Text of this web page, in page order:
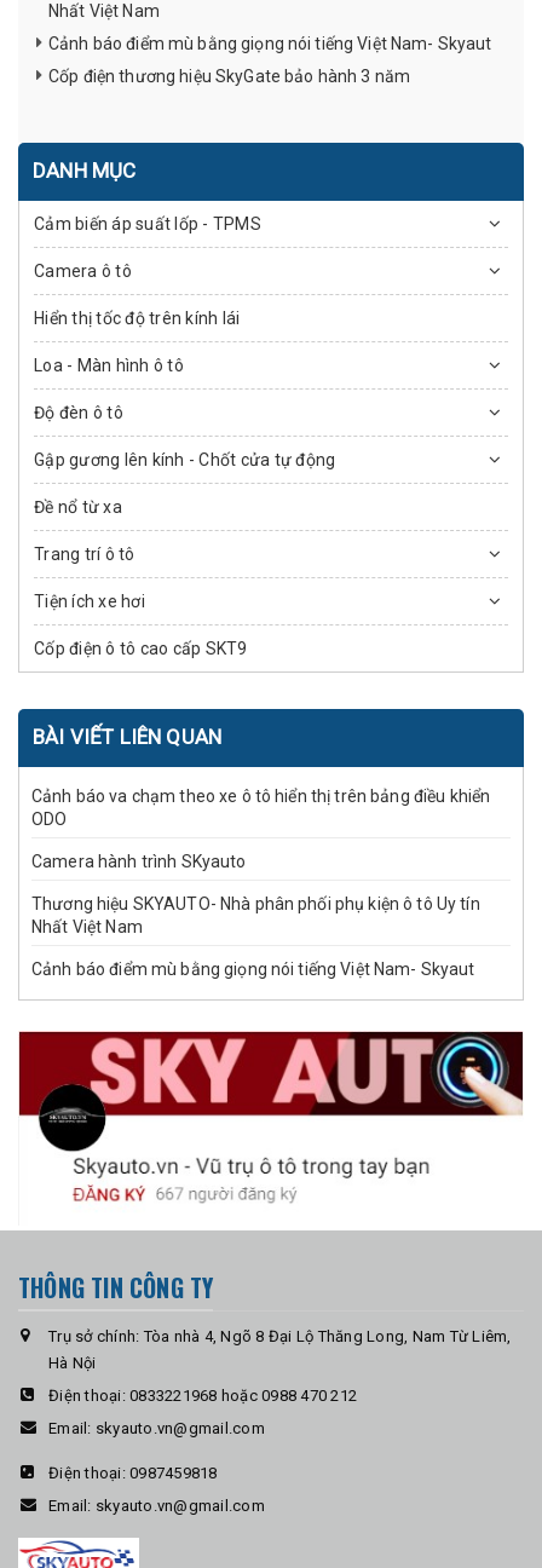
Nhất Việt Nam
Cảnh báo điểm mù bằng giọng nói tiếng Việt Nam- Skyaut
Cốp điện thương hiệu SkyGate bảo hành 3 năm
DANH MỤC
Cảm biến áp suất lốp - TPMS
Camera ô tô
Hiển thị tốc độ trên kính lái
Loa - Màn hình ô tô
Độ đèn ô tô
Gập gương lên kính - Chốt cửa tự động
Đề nổ từ xa
Trang trí ô tô
Tiện ích xe hơi
Cốp điện ô tô cao cấp SKT9
BÀI VIẾT LIÊN QUAN
Cảnh báo va chạm theo xe ô tô hiển thị trên bảng điều khiển
ODO
Camera hành trình SKyauto
Thương hiệu SKYAUTO- Nhà phân phối phụ kiện ô tô Uy tín
Nhất Việt Nam
Cảnh báo điểm mù bằng giọng nói tiếng Việt Nam- Skyaut
THÔNG TIN CÔNG TY
Trụ sở chính: Tòa nhà 4, Ngõ 8 Đại Lộ Thăng Long, Nam Từ Liêm,
Hà Nội
Điện thoại: 0833221968 hoặc 0988 470 212
Email: skyauto.vn@gmail.com
Điện thoại: 0987459818
Email: skyauto.vn@gmail.com